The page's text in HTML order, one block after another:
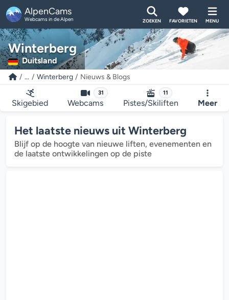
AlpenCams
Webcams in de Alpen ZOEKEN FAVORIETEN MENU
Winterberg
Duitsland
... Winterberg Nieuws & Blogs
Skigebied
31
Webcams
11
Pistes/Skiliften Meer
Het laatste nieuws uit Winterberg
Blijf op de hoogte van nieuwe liften, evenementen en
de laatste ontwikkelingen op de piste